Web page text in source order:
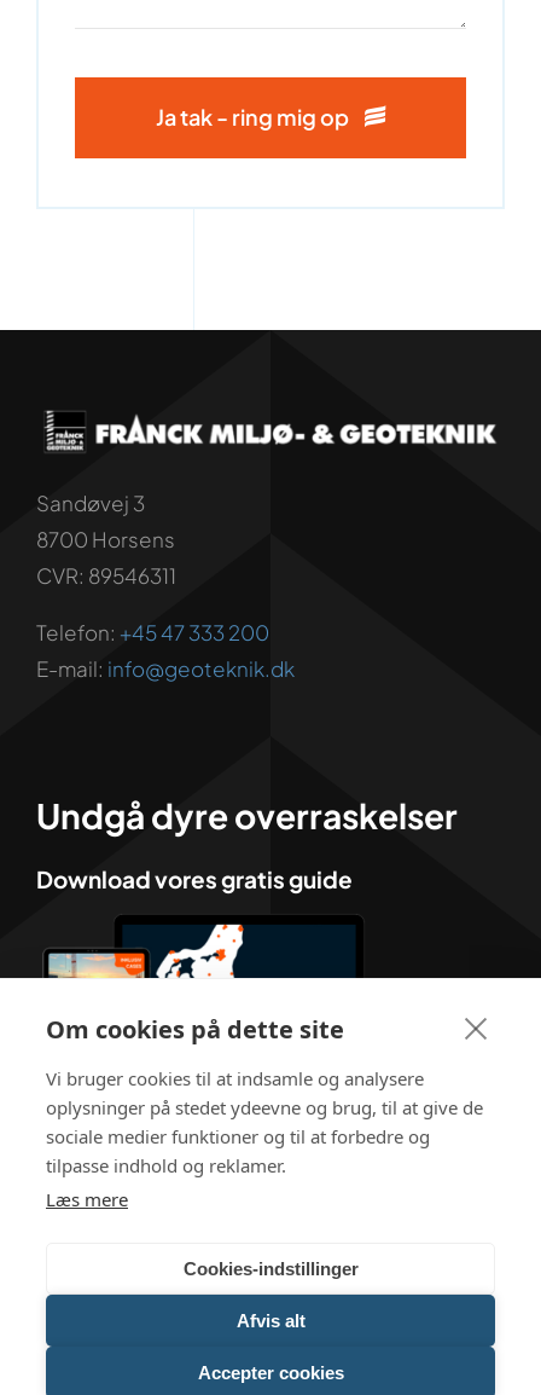
Ja tak - ring mig op
Sandøvej 3
8700 Horsens
CVR: 89546311
Telefon: +45 47 333 200
E-mail: info@geoteknik.dk
Undgå dyre overraskelser
Download vores gratis guide
ISO 9001 Certificeret
Om cookies på dette site
Vi bruger cookies til at indsamle og analysere
oplysninger på stedet ydeevne og brug, til at give de
sociale medier funktioner og til at forbedre og
tilpasse indhold og reklamer.
Læs mere
Cookies-indstillinger
Afvis alt
Accepter cookies